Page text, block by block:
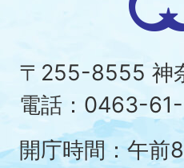
〒255-8555 神
電話：0463-
開庁時間：午前